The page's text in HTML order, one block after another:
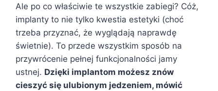
Ale po co właściwie te wszystkie zabiegi? Cóż,
implanty to nie tylko kwestia estetyki (choć
trzeba przyznać, że wyglądają naprawdę
świetnie). To przede wszystkim sposób na
przywrócenie pełnej funkcjonalności jamy
ustnej. Dzięki implantom możesz znów
cieszyć się ulubionym jedzeniem, mówić